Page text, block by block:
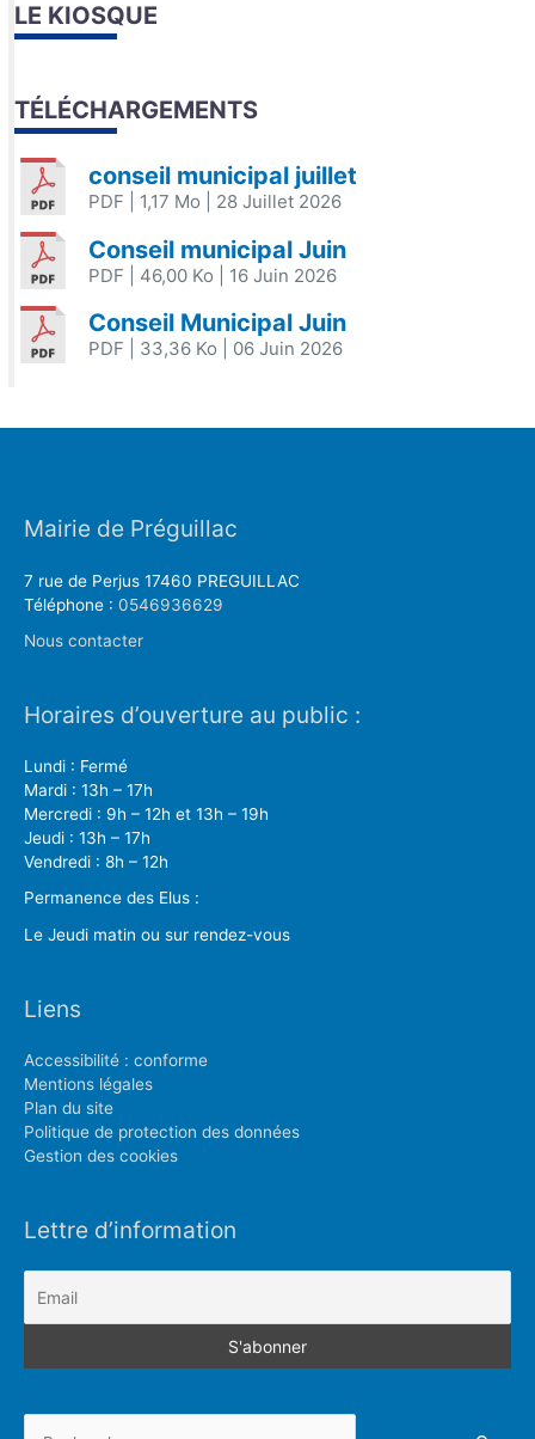
LE KIOSQUE
TÉLÉCHARGEMENTS
conseil municipal juillet
PDF | 1,17 Mo | 28 Juillet 2026
Conseil municipal Juin
PDF | 46,00 Ko | 16 Juin 2026
Conseil Municipal Juin
PDF | 33,36 Ko | 06 Juin 2026
Mairie de Préguillac
7 rue de Perjus 17460 PREGUILLAC
Téléphone : 0546936629
Nous contacter
Horaires d’ouverture au public :
Lundi : Fermé
Mardi : 13h – 17h
Mercredi : 9h – 12h et 13h – 19h
Jeudi : 13h – 17h
Vendredi : 8h – 12h
Permanence des Elus :
Le Jeudi matin ou sur rendez-vous
Liens
Accessibilité : conforme
Mentions légales
Plan du site
Politique de protection des données
Gestion des cookies
Lettre d’information